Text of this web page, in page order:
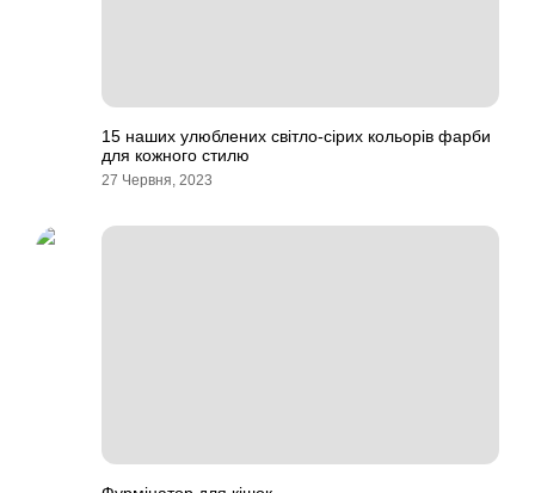
15 наших улюблених світло-сірих кольорів фарби
для кожного стилю
27 Червня, 2023